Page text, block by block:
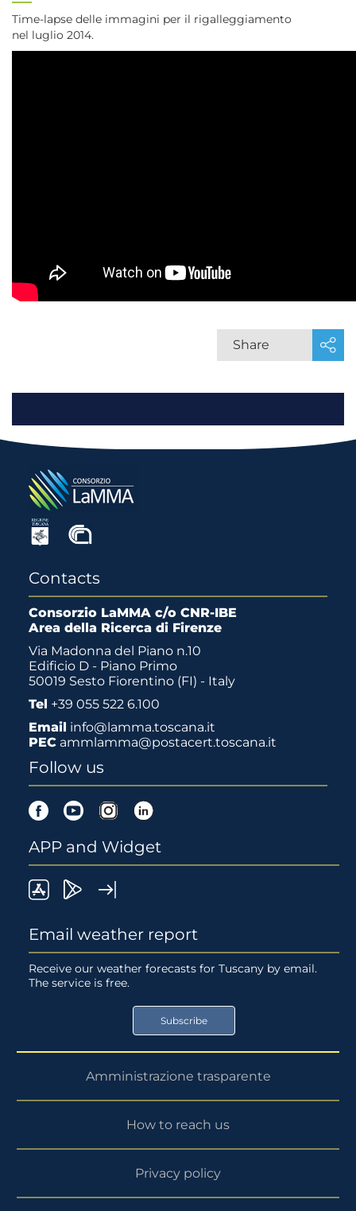
Time-lapse delle immagini per il rigalleggiamento
nel luglio 2014.
Share
Contacts
Consorzio LaMMA c/o CNR-IBE
Area della Ricerca di Firenze
Via Madonna del Piano n.10
Edificio D - Piano Primo
50019 Sesto Fiorentino (FI) - Italy
Tel +39 055 522 6.100
Email info@lamma.toscana.it
PEC ammlamma@postacert.toscana.it
Follow us
FacebookYoutubeInstagram
APP and Widget
LaMMa
App
Store
Lamma
on
Google
Store
Email weather report
Receive our weather forecasts for Tuscany by email.
The service is free.
Subscribe
Amministrazione trasparente
How to reach us
Privacy policy